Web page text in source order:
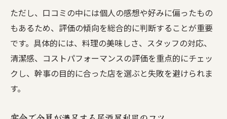
ただし、口コミの中には個人の感想や好みに偏ったもの
もあるため、評価の傾向を総合的に判断することが重要
です。具体的には、料理の美味しさ、スタッフの対応、
清潔感、コストパフォーマンスの評価を重点的にチェッ
クし、幹事の目的に合った店を選ぶと失敗を避けられま
す。